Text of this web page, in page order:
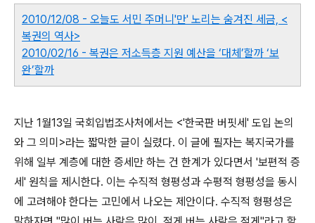
2010/12/08 - 오늘도 서민 주머니'만' 노리는 숨겨진 세금, <
복권의 역사>
2010/02/16 - 복권은 저소득층 지원 예산을 ‘대체’할까 ‘보
완’할까
지난 1월13일 국회입법조사처에서는 <'한국판 버핏세' 도입 논의
와 그 의미>라는 짧막한 글이 실렸다. 이 글에 필자는 복지국가를
위해 일부 계층에 대한 증세만 하는 건 한계가 있다면서 '보편적 증
세' 원칙을 제시한다. 이는 수직적 형평성과 수평적 형평성을 동시
에 고려해야 한다는 고민에서 나오는 제안이다. 수직적 형평성은